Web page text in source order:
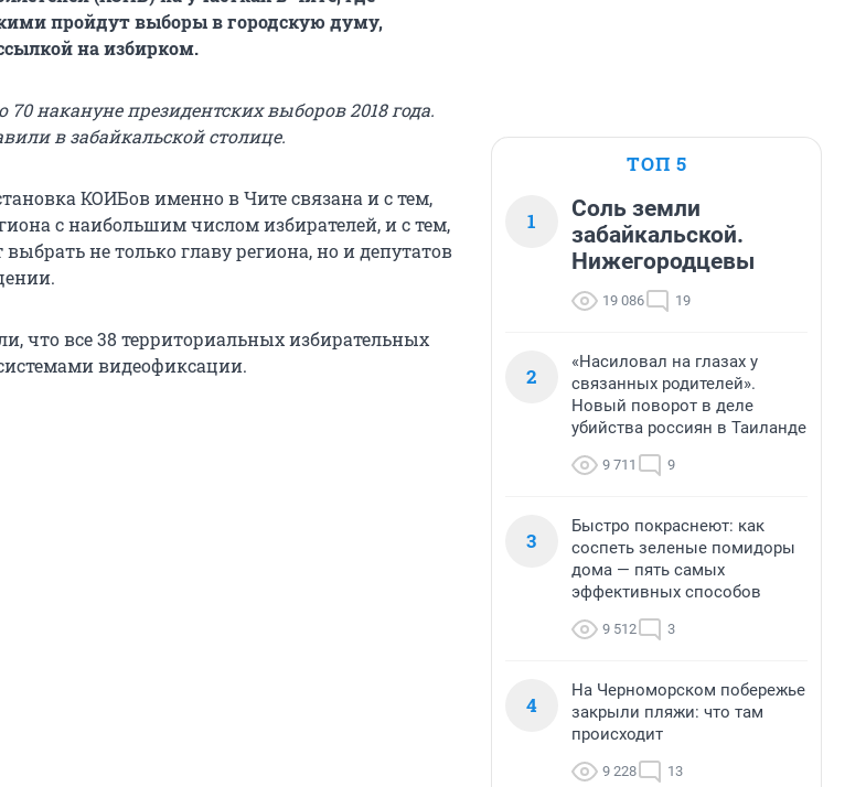
пройдут выборы в городскую думу,
на избирком.
накануне президентских выборов 2018 года.
в забайкальской столице.
КОИБов именно в Чите связана и с тем,
с наибольшим числом избирателей, и с тем,
не только главу региона, но и депутатов
что все 38 территориальных избирательных
видеофиксации.
ТОП 5
1
Соль земли
забайкальской.
Нижегородцевы
19 086 19
2
«Насиловал на глазах у
связанных родителей».
Новый поворот в деле
убийства россиян в Таиланде
9 711 9
3
Быстро покраснеют: как
соспеть зеленые помидоры
дома — пять самых
эффективных способов
9 512 3
4
На Черноморском побережье
закрыли пляжи: что там
происходит
9 228 13